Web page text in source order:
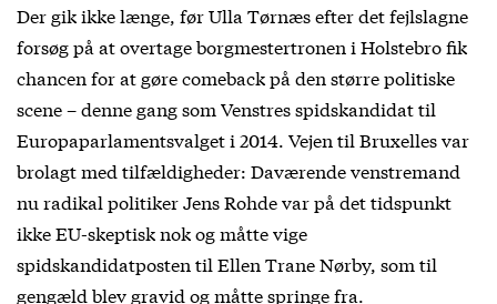
Der gik ikke længe, før Ulla Tørnæs efter det fejlslagne
forsøg på at overtage borgmestertronen i Holstebro fik
chancen for at gøre comeback på den større politiske
scene – denne gang som Venstres spidskandidat til
Europaparlamentsvalget i 2014. Vejen til Bruxelles var
brolagt med tilfældigheder: Daværende venstremand
nu radikal politiker Jens Rohde var på det tidspunkt
ikke EU-skeptisk nok og måtte vige
spidskandidatposten til Ellen Trane Nørby, som til
gengæld blev gravid og måtte springe fra.